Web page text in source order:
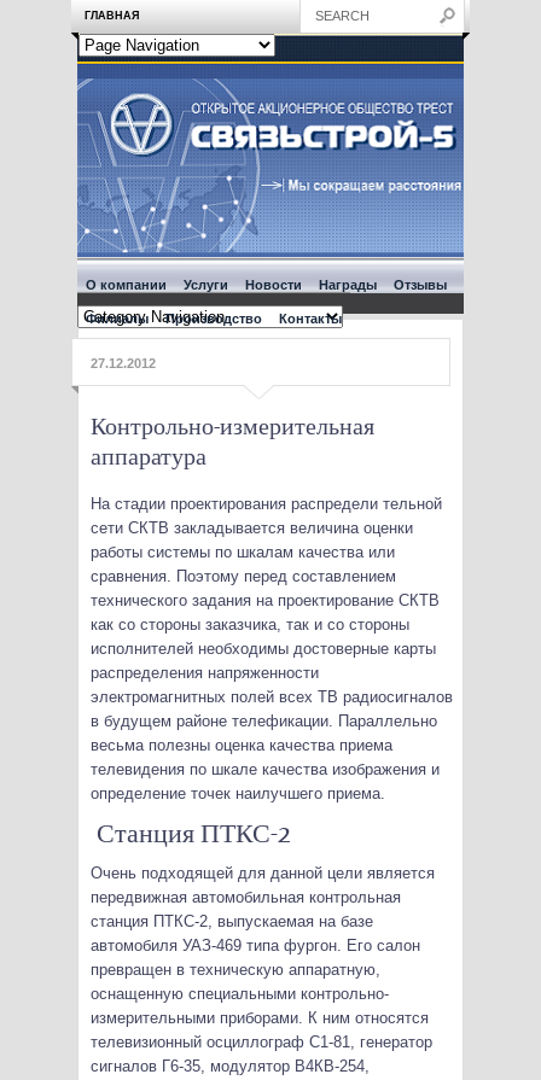
ГЛАВНАЯ
О компании Услуги Новости Награды Отзывы
Филиалы Производство Контакты
27.12.2012
Контрольно-измерительная
аппаратура
На стадии проектирования распредели тельной
сети СКТВ закладывается величина оценки
работы системы по шкалам качества или
сравнения. Поэтому перед составлением
технического задания на проектирование СКТВ
как со стороны заказчика, так и со стороны
исполнителей необходимы достоверные карты
распределения напряженности
электромагнитных полей всех ТВ радиосигналов
в будущем районе телефикации. Параллельно
весьма полезны оценка качества приема
телевидения по шкале качества изображения и
определение точек наилучшего приема.
Станция ПТКС-2
Очень подходящей для данной цели является
передвижная автомобильная контрольная
станция ПТКС-2, выпускаемая на базе
автомобиля УАЗ-469 типа фургон. Его салон
превращен в техническую аппаратную,
оснащенную специальными контрольно-
измерительными приборами. К ним относятся
телевизионный осциллограф С1-81, генератор
сигналов Г6-35, модулятор В4КВ-254,